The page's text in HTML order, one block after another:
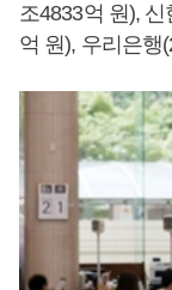
조4833억 원),
억 원), 우리은행